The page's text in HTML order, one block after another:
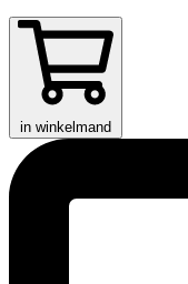
in winkelmand